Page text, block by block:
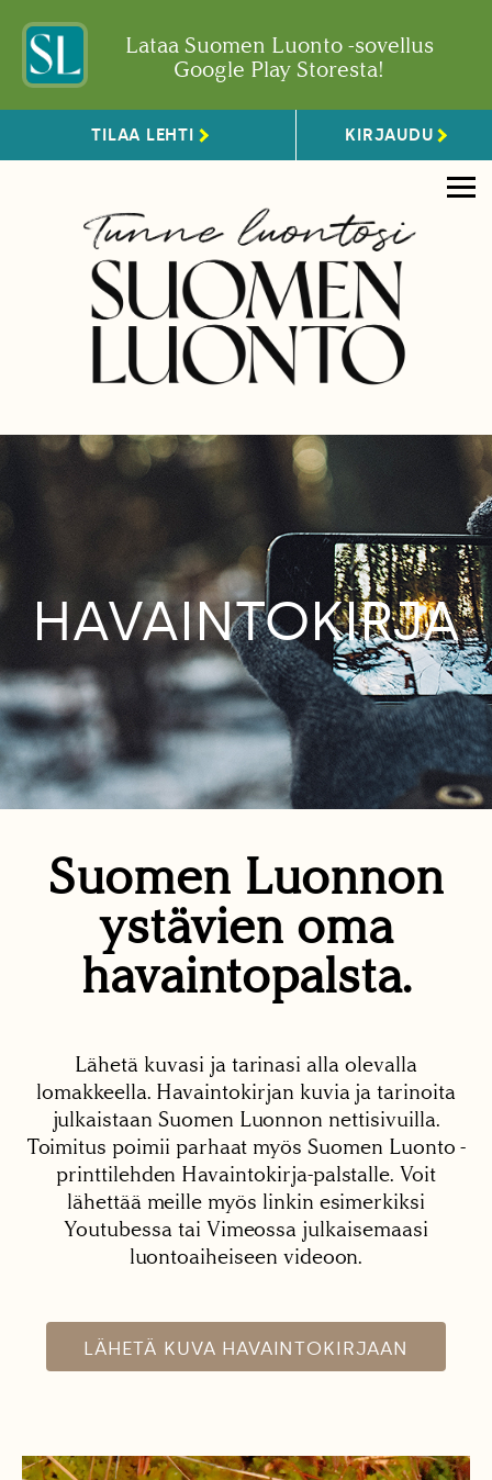
Lataa Suomen Luonto -sovellus
Google Play Storesta!
TILAA LEHTI KIRJAUDU
HAVAINTOKIRJA
Suomen Luonnon
ystävien oma
havaintopalsta.
Lähetä kuvasi ja tarinasi alla olevalla
lomakkeella. Havaintokirjan kuvia ja tarinoita
julkaistaan Suomen Luonnon nettisivuilla.
Toimitus poimii parhaat myös Suomen Luonto -
printtilehden Havaintokirja-palstalle. Voit
lähettää meille myös linkin esimerkiksi
Youtubessa tai Vimeossa julkaisemaasi
luontoaiheiseen videoon.
LÄHETÄ KUVA HAVAINTOKIRJAAN